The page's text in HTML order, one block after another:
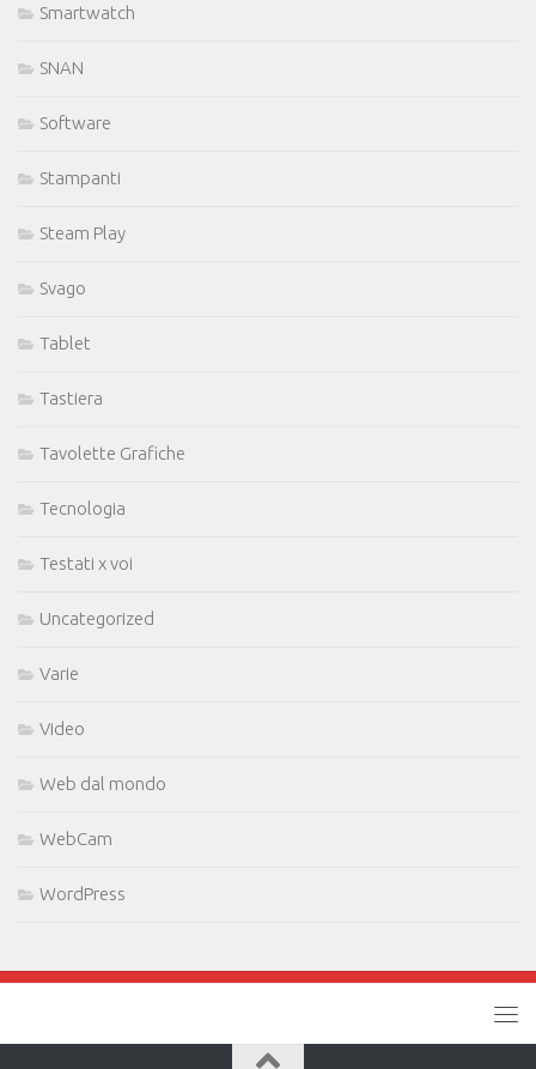
Smartwatch
SNAN
Software
Stampanti
Steam Play
Svago
Tablet
Tastiera
Tavolette Grafiche
Tecnologia
Testati x voi
Uncategorized
Varie
Video
Web dal mondo
WebCam
WordPress